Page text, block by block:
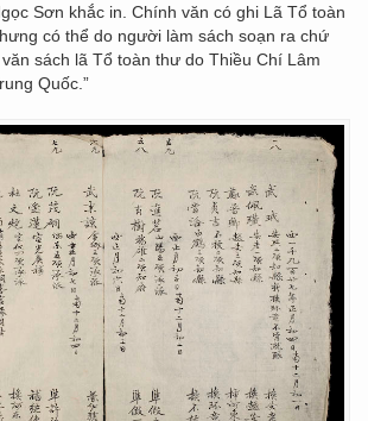
Sơn khắc in. Chính văn có ghi Lã Tổ toàn
có thể do người làm sách soạn ra chứ
sách lã Tổ toàn thư do Thiều Chí Lâm
Quốc.”